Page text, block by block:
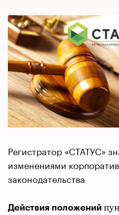
Регистратор «СТАТУС»
изменениями
законодательства
Действия положений